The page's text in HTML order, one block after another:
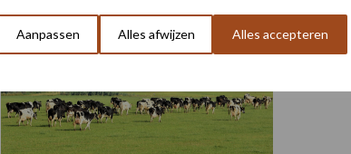
Aanpassen Alles afwijzen Alles accepteren